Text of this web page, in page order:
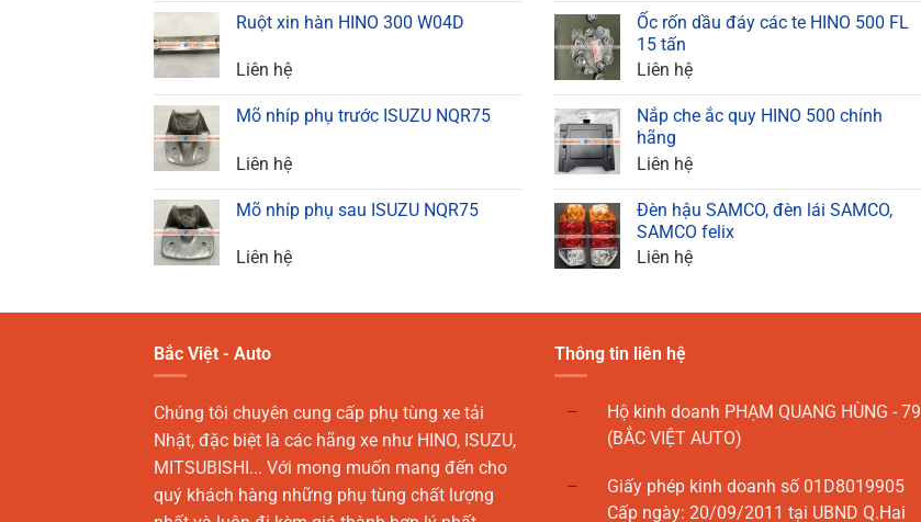
Ruột xin hàn HINO 300 W04D
Liên hệ
Mõ nhíp phụ trước ISUZU NQR75
Liên hệ
Mõ nhíp phụ sau ISUZU NQR75
Liên hệ
Ốc rốn dầu đáy các te HINO 500 FL
15 tấn
Liên hệ
Nắp che ắc quy HINO 500 chính
hãng
Liên hệ
Đèn hậu SAMCO, đèn lái SAMCO,
SAMCO felix
Liên hệ
Bắc Việt - Auto
Chúng tôi chuyên cung cấp phụ tùng xe tải
Nhật, đặc biệt là các hãng xe như HINO, ISUZU,
MITSUBISHI... Với mong muốn mang đến cho
quý khách hàng những phụ tùng chất lượng
Thông tin liên hệ
Hộ kinh doanh PHẠM QUANG HÙNG - 79
(BẮC VIỆT AUTO)
Giấy phép kinh doanh số 01D8019905
Cấp ngày: 20/09/2011 tại UBND Q.Hai